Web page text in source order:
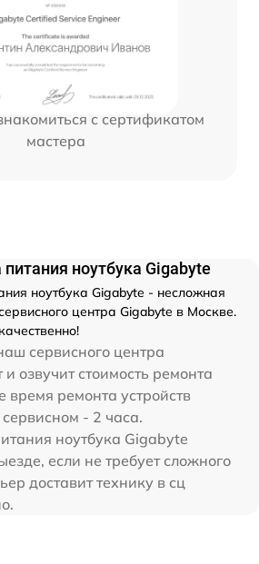
с сертификатом
мастера
ноутбука Gigabyte
ноутбука Gigabyte - несложная
центра Gigabyte в Москве.
сервисного центра
озвучит стоимость ремонта
время ремонта устройств
- 2 часа.
ноутбука Gigabyte
если не требует сложного
доставит технику в сц